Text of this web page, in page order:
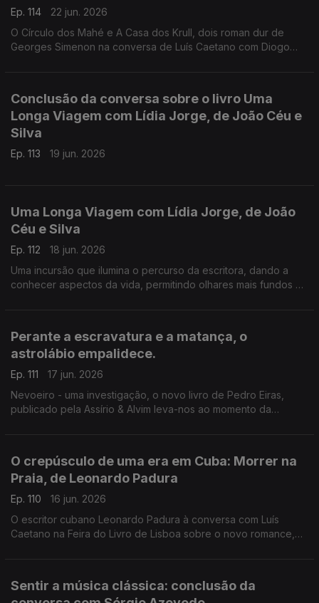
nosso país num evento literário, iniciativa da Livraria Lello.
Ep. 114
22 jun. 2026
O Círculo dos Mahé e A Casa dos Krull, dois roman dur de
Georges Simenon na conversa de Luís Caetano com Diogo
Conclusão da conversa sobre o livro Uma
Longa Viagem com Lídia Jorge, de João Céu e
Silva
Ep. 113 19 jun. 2026
Uma Longa Viagem com Lídia Jorge, de João
Céu e Silva
Ep. 112
18 jun. 2026
Uma incursão que ilumina o percurso da escritora, dando a
conhecer aspectos da vida, permitindo olhares mais fundos à
Perante a escravatura e a matança, o
astrolábio empalidece.
Ep. 111
17 jun. 2026
Nevoeiro - uma investigação, o novo livro de Pedro Eiras,
publicado pela Assírio & Alvim leva-nos ao momento da
O crepúsculo de uma era em Cuba: Morrer na
Praia, de Leonardo Padura
Ep. 110
16 jun. 2026
O escritor cubano Leonardo Padura à conversa com Luís
Caetano na Feira do Livro de Lisboa sobre o novo romance,
Sentir a música clássica: conclusão da